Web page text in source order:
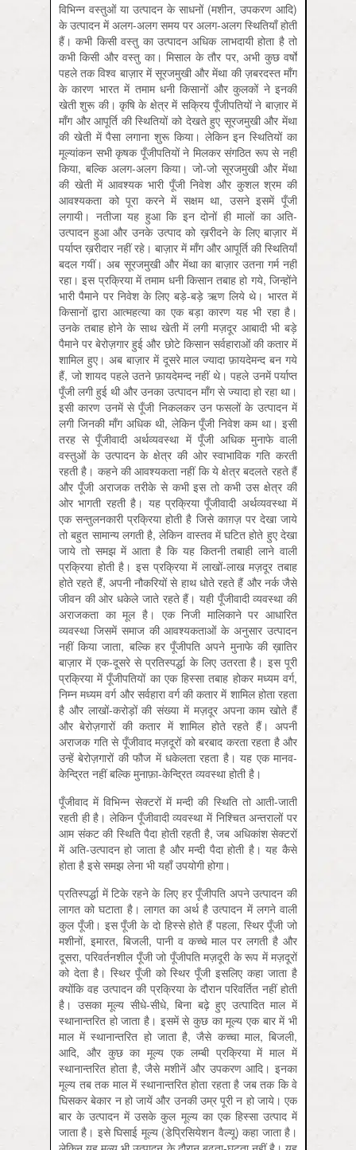
विभिन्न वस्तुओं या उत्पादन के साधनों (मशीन, उपकरण आदि)
के उत्पादन में अलग-अलग समय पर अलग-अलग स्थितियाँ होती
हैं। कभी किसी वस्तु का उत्पादन अधिक लाभदायी होता है तो
कभी किसी और वस्तु का। मिसाल के तौर पर, अभी कुछ वर्षों
पहले तक विश्व बाज़ार में सूरजमुखी और मेंथा की ज़बरदस्त माँग
के कारण भारत में तमाम धनी किसानों और कुलकों ने इनकी
खेती शुरू की। कृषि के क्षेत्र में सक्रिय पूँजीपतियों ने बाज़ार में
माँग और आपूर्ति की स्थितियों को देखते हुए सूरजमुखी और मेंथा
की खेती में पैसा लगाना शुरू किया। लेकिन इन स्थितियों का
मूल्यांकन सभी कृषक पूँजीपतियों ने मिलकर संगठित रूप से नहीं
किया, बल्कि अलग-अलग किया। जो-जो सूरजमुखी और मेंथा
की खेती में आवश्यक भारी पूँजी निवेश और कुशल श्रम की
आवश्यकता को पूरा करने में सक्षम था, उसने इसमें पूँजी
लगायी। नतीजा यह हुआ कि इन दोनों ही मालों का अति-
उत्पादन हुआ और उनके उत्पाद को ख़रीदने के लिए बाज़ार में
पर्याप्त ख़रीदार नहीं रहे। बाज़ार में माँग और आपूर्ति की स्थितियाँ
बदल गयीं। अब सूरजमुखी और मेंथा का बाज़ार उतना गर्म नहीं
रहा। इस प्रक्रिया में तमाम धनी किसान तबाह हो गये, जिन्होंने
भारी पैमाने पर निवेश के लिए बड़े-बड़े ऋण लिये थे। भारत में
किसानों द्वारा आत्महत्या का एक बड़ा कारण यह भी रहा है।
उनके तबाह होने के साथ खेती में लगी मज़दूर आबादी भी बड़े
पैमाने पर बेरोज़गार हुई और छोटे किसान सर्वहाराओं की कतार में
शामिल हुए। अब बाज़ार में दूसरे माल ज्यादा फ़ायदेमन्द बन गये
हैं, जो शायद पहले उतने फ़ायदेमन्द नहीं थे। पहले उनमें पर्याप्त
पूँजी लगी हुई थी और उनका उत्पादन माँग से ज्यादा हो रहा था।
इसी कारण उनमें से पूँजी निकलकर उन फसलों के उत्पादन में
लगी जिनकी माँग अधिक थी, लेकिन पूँजी निवेश कम था। इसी
तरह से पूँजीवादी अर्थव्यवस्था में पूँजी अधिक मुनाफे वाली
वस्तुओं के उत्पादन के क्षेत्र की ओर स्वाभाविक गति करती
रहती है। कहने की आवश्यकता नहीं कि ये क्षेत्र बदलते रहते हैं
और पूँजी अराजक तरीके से कभी इस तो कभी उस क्षेत्र की
ओर भागती रहती है। यह प्रक्रिया पूँजीवादी अर्थव्यवस्था में
एक सन्तुलनकारी प्रक्रिया होती है जिसे काग़ज़ पर देखा जाये
तो बहुत सामान्य लगती है, लेकिन वास्तव में घटित होते हुए देखा
जाये तो समझ में आता है कि यह कितनी तबाही लाने वाली
प्रक्रिया होती है। इस प्रक्रिया में लाखों-लाख मज़दूर तबाह
होते रहते हैं, अपनी नौकरियों से हाथ धोते रहते हैं और नर्क जैसे
जीवन की ओर धकेले जाते रहते हैं। यही पूँजीवादी व्यवस्था की
अराजकता का मूल है। एक निजी मालिकाने पर आधारित
व्यवस्था जिसमें समाज की आवश्यकताओं के अनुसार उत्पादन
नहीं किया जाता, बल्कि हर पूँजीपति अपने मुनाफे की ख़ातिर
बाज़ार में एक-दूसरे से प्रतिस्पर्द्धा के लिए उतरता है। इस पूरी
प्रक्रिया में पूँजीपतियों का एक हिस्सा तबाह होकर मध्‍यम वर्ग,
निम्न मध्‍यम वर्ग और सर्वहारा वर्ग की कतार में शामिल होता रहता
है और लाखों-करोड़ों की संख्या में मज़दूर अपना काम खोते हैं
और बेरोज़गारों की कतार में शामिल होते रहते हैं। अपनी
अराजक गति से पूँजीवाद मज़दूरों को बरबाद करता रहता है और
उन्हें बेरोज़गारों की फौज में धकेलता रहता है। यह एक मानव-
केन्द्रित नहीं बल्कि मुनाफ़ा-केन्द्रित व्यवस्था होती है।
पूँजीवाद में विभिन्न सेक्टरों में मन्दी की स्थिति तो आती-जाती
रहती ही है। लेकिन पूँजीवादी व्यवस्था में निश्चित अन्तरालों पर
आम संकट की स्थिति पैदा होती रहती है, जब अधिकांश सेक्टरों
में अति-उत्पादन हो जाता है और मन्दी पैदा होती है। यह कैसे
होता है इसे समझ लेना भी यहाँ उपयोगी होगा।
प्रतिस्पर्द्धा में टिके रहने के लिए हर पूँजीपति अपने उत्पादन की
लागत को घटाता है। लागत का अर्थ है उत्पादन में लगने वाली
कुल पूँजी। इस पूँजी के दो हिस्से होते हैं पहला, स्थिर पूँजी जो
मशीनों, इमारत, बिजली, पानी व कच्चे माल पर लगती है और
दूसरा, परिवर्तनशील पूँजी जो पूँजीपति मज़दूरी के रूप में मज़दूरों
को देता है। स्थिर पूँजी को स्थिर पूँजी इसलिए कहा जाता है
क्योंकि वह उत्पादन की प्रक्रिया के दौरान परिवर्तित नहीं होती
है। उसका मूल्य सीधे-सीधे, बिना बढ़े हुए उत्पादित माल में
स्थानान्तरित हो जाता है। इसमें से कुछ का मूल्य एक बार में भी
माल में स्थानान्तरित हो जाता है, जैसे कच्चा माल, बिजली,
आदि, और कुछ का मूल्य एक लम्बी प्रक्रिया में माल में
स्थानान्तरित होता है, जैसे मशीनें और उपकरण आदि। इनका
मूल्य तब तक माल में स्थानान्तरित होता रहता है जब तक कि वे
घिसकर बेकार न हो जायें और उनकी उम्र पूरी न हो जाये। एक
बार के उत्पादन में उसके कुल मूल्य का एक हिस्सा उत्पाद में
जाता है। इसे घिसाई मूल्य (डेप्रिसियेशन वैल्यू) कहा जाता है।